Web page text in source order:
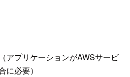
アプリケーションがAWSサービ
に必要）